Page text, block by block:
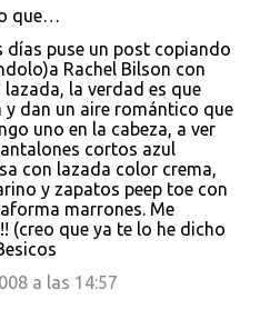
que…
días puse un post copiando
Rachel Bilson con
la verdad es que
y dan un aire romántico que
uno en la cabeza, a ver
cortos azul
con lazada color crema,
y zapatos peep toe con
marrones. Me
(creo que ya te lo he dicho
a las 14:57